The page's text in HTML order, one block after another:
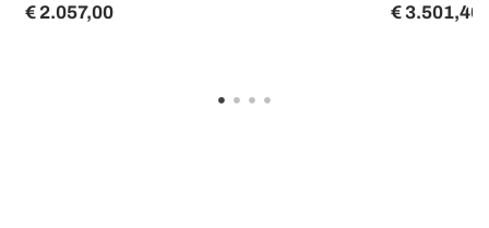
€ 2.057,00 € 3.501,46